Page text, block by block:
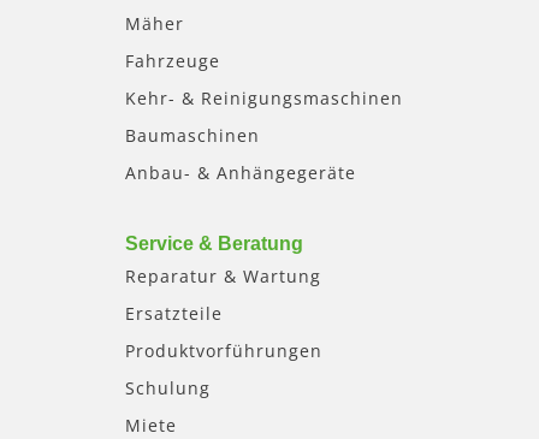
Mäher
Fahrzeuge
Kehr- & Reinigungsmaschinen
Baumaschinen
Anbau- & Anhängegeräte
Service & Beratung
Reparatur & Wartung
Ersatzteile
Produktvorführungen
Schulung
Miete